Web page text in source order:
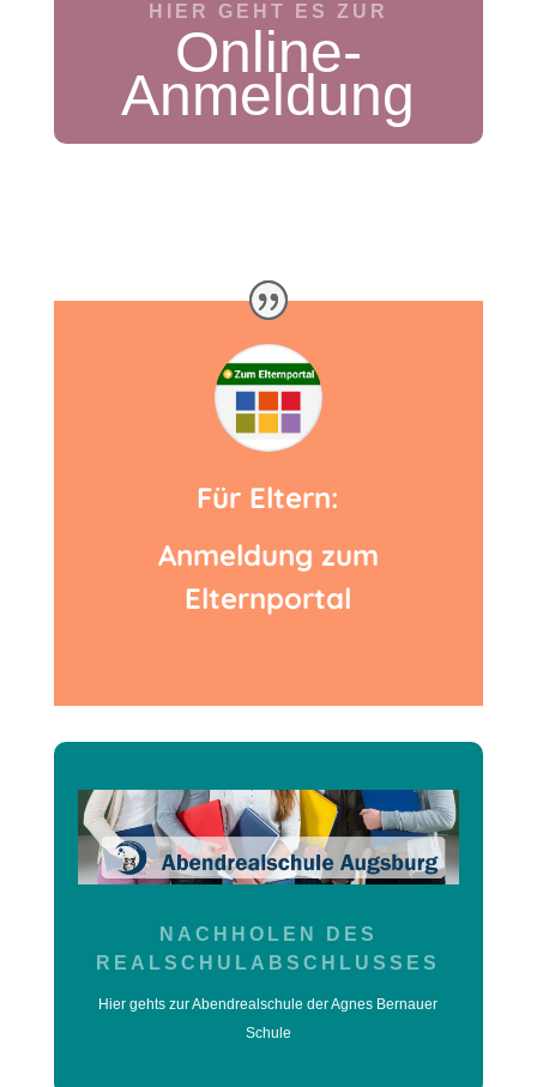
HIER GEHT ES ZUR
Online-
Anmeldung
Für Eltern:
Anmeldung zum
Elternportal
NACHHOLEN DES
REALSCHULABSCHLUSSES
Hier gehts zur Abendrealschule der Agnes Bernauer
Schule